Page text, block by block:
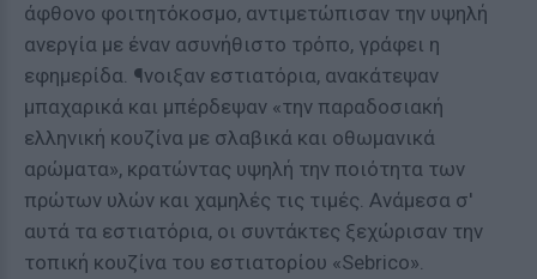
άφθονο φοιτητόκοσμο, αντιμετώπισαν την υψηλή
ανεργία με έναν ασυνήθιστο τρόπο, γράφει η
εφημερίδα. ¶νοιξαν εστιατόρια, ανακάτεψαν
μπαχαρικά και μπέρδεψαν «την παραδοσιακή
ελληνική κουζίνα με σλαβικά και οθωμανικά
αρώματα», κρατώντας υψηλή την ποιότητα των
πρώτων υλών και χαμηλές τις τιμές. Ανάμεσα σ'
αυτά τα εστιατόρια, οι συντάκτες ξεχώρισαν την
τοπική κουζίνα του εστιατορίου «Sebrico».